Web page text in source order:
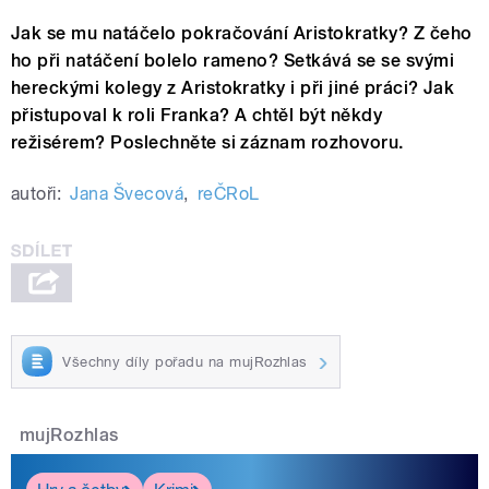
Jak se mu natáčelo pokračování Aristokratky? Z čeho
ho při natáčení bolelo rameno? Setkává se se svými
hereckými kolegy z Aristokratky i při jiné práci? Jak
přistupoval k roli Franka? A chtěl být někdy
režisérem? Poslechněte si záznam rozhovoru.
autoři: Jana Švecová, reČRoL
Všechny díly pořadu na mujRozhlas
mujRozhlas